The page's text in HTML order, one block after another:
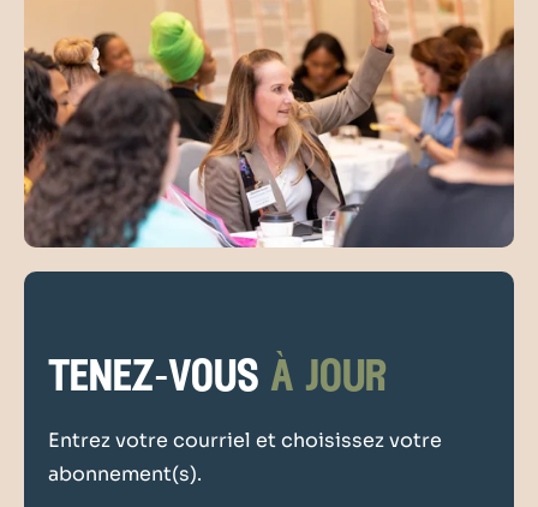
tenez-vous à jour
Entrez votre courriel et choisissez votre
abonnement(s).